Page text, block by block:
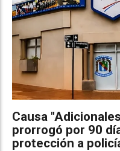
Causa
prorrogó por 90
protección a